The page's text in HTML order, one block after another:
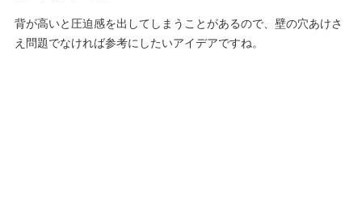
背が高いと圧迫感を出してしまうことがあるので、壁の穴あけさ
え問題でなければ参考にしたいアイデアですね。